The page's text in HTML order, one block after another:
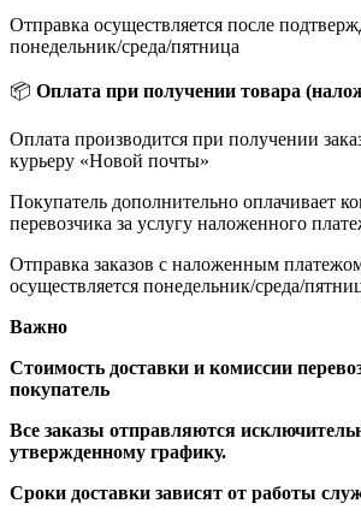
Отправка осуществляется после
понедельник/среда/пятница
📦 Оплата при получении товара
Оплата производится при получении
курьеру «Новой почты»
Покупатель дополнительно оплачивает
перевозчика за услугу наложенного
Отправка заказов с наложенным
осуществляется понедельник/среда/
Важно
Стоимость доставки и комиссии
покупатель
Все заказы отправляются
утвержденному графику.
Сроки доставки зависят от работы